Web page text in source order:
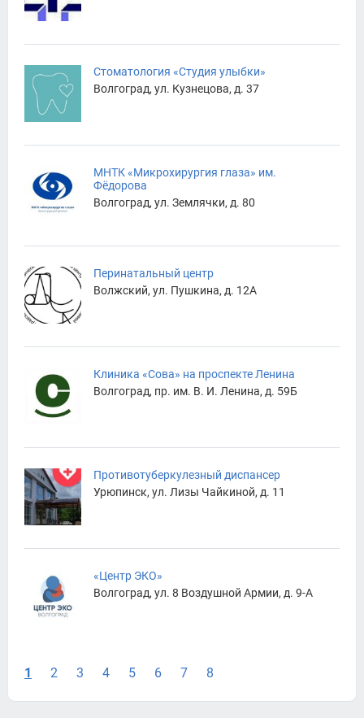
Стоматология «Студия улыбки»
Волгоград, ул. Кузнецова, д. 37
МНТК «Микрохирургия глаза» им.
Фёдорова
Волгоград, ул. Землячки, д. 80
Перинатальный центр
Волжский, ул. Пушкина, д. 12А
Клиника «Сова» на проспекте Ленина
Волгоград, пр. им. В. И. Ленина, д. 59Б
Противотуберкулезный диспансер
Урюпинск, ул. Лизы Чайкиной, д. 11
«Центр ЭКО»
Волгоград, ул. 8 Воздушной Армии, д. 9-А
1 2 3 4 5 6 7 8